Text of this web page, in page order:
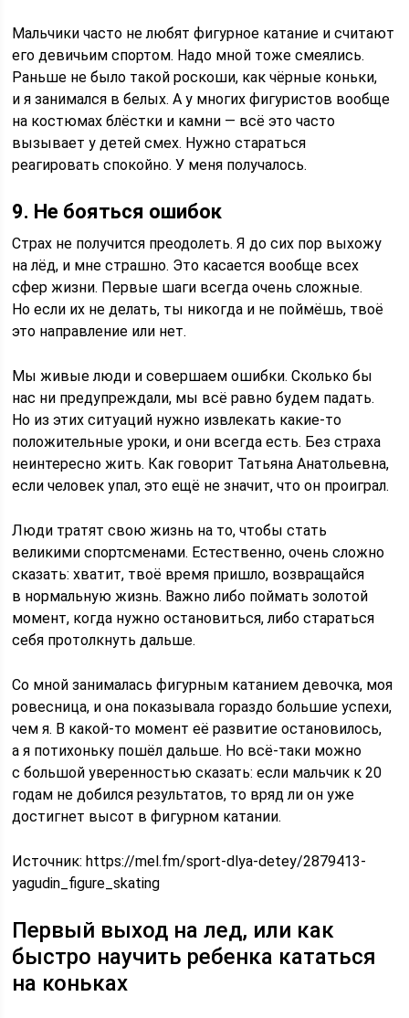
Мальчики часто не любят фигурное катание и считают
его девичьим спортом. Надо мной тоже смеялись.
Раньше не было такой роскоши, как чёрные коньки,
и я занимался в белых. А у многих фигуристов вообще
на костюмах блёстки и камни — всё это часто
вызывает у детей смех. Нужно стараться
реагировать спокойно. У меня получалось.
9. Не бояться ошибок
Страх не получится преодолеть. Я до сих пор выхожу
на лёд, и мне страшно. Это касается вообще всех
сфер жизни. Первые шаги всегда очень сложные.
Но если их не делать, ты никогда и не поймёшь, твоё
это направление или нет.
Мы живые люди и совершаем ошибки. Сколько бы
нас ни предупреждали, мы всё равно будем падать.
Но из этих ситуаций нужно извлекать какие-то
положительные уроки, и они всегда есть. Без страха
неинтересно жить. Как говорит Татьяна Анатольевна,
если человек упал, это ещё не значит, что он проиграл.
Люди тратят свою жизнь на то, чтобы стать
великими спортсменами. Естественно, очень сложно
сказать: хватит, твоё время пришло, возвращайся
в нормальную жизнь. Важно либо поймать золотой
момент, когда нужно остановиться, либо стараться
себя протолкнуть дальше.
Со мной занималась фигурным катанием девочка, моя
ровесница, и она показывала гораздо большие успехи,
чем я. В какой-то момент её развитие остановилось,
а я потихоньку пошёл дальше. Но всё-таки можно
с большой уверенностью сказать: если мальчик к 20
годам не добился результатов, то вряд ли он уже
достигнет высот в фигурном катании.
Источник:https://mel.fm/sport-dlya-detey/2879413-
yagudin_figure_skating
Первый выход на лед, или как
быстро научить ребенка кататься
на коньках